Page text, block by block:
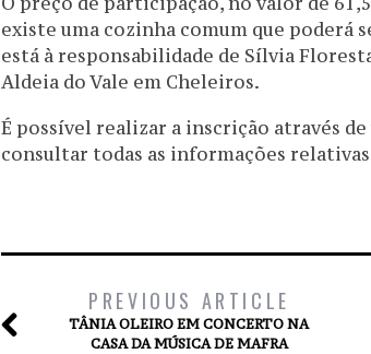
existe uma cozinha comum que poderá
está à responsabilidade de Sílvia
Aldeia do Vale em Cheleiros.
É possível realizar a inscrição através de
consultar todas as informações
PREVIOUS ARTICLE
TÂNIA OLEIRO EM CONCERTO NA
CASA DA MÚSICA DE MAFRA